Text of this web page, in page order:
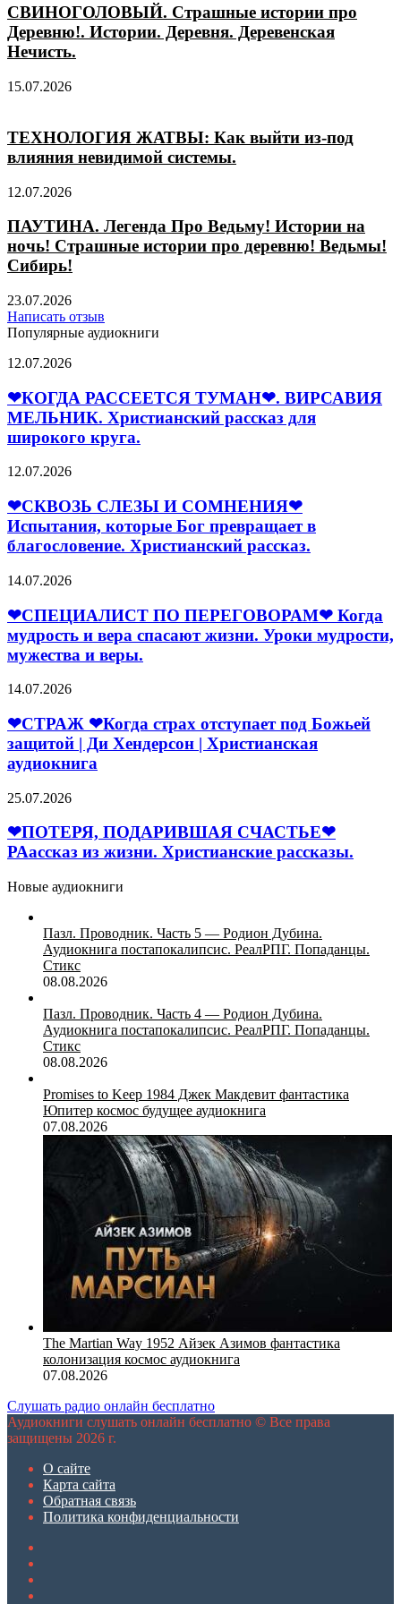
СВИНОГОЛОВЫЙ. Страшные истории про
Деревню!. Истории. Деревня. Деревенская
Нечисть.
15.07.2026
ТЕХНОЛОГИЯ ЖАТВЫ: Как выйти из-под
влияния невидимой системы.
12.07.2026
ПАУТИНА. Легенда Про Ведьму! Истории на
ночь! Страшные истории про деревню! Ведьмы!
Сибирь!
23.07.2026
Написать отзыв
Популярные аудиокниги
❤
РАССЕЕТСЯ
ТУМАН
❤.
ВИРСАВИЯ
Христианский
для
широкого
круга.
12.07.2026
❤КОГДА РАССЕЕТСЯ ТУМАН❤. ВИРСАВИЯ
МЕЛЬНИК. Христианский рассказ для
широкого круга.
❤
СЛЕЗЫ
И
СОМНЕНИЯ
❤
которые
превращает
в
благословение.
Христианский
рассказ.
12.07.2026
❤СКВОЗЬ СЛЕЗЫ И СОМНЕНИЯ❤
Испытания, которые Бог превращает в
благословение. Христианский рассказ.
❤
ПО
ПЕРЕГОВОРАМ
❤
Когда
и
спасают
жизни.
Уроки
мудрости,
мужества
и
веры.
14.07.2026
❤СПЕЦИАЛИСТ ПО ПЕРЕГОВОРАМ❤ Когда
мудрость и вера спасают жизни. Уроки мудрости,
мужества и веры.
❤
❤
Когда
страх
отступает
Божьей
|
Ди
|
Христианская
аудиокнига
14.07.2026
❤СТРАЖ ❤Когда страх отступает под Божьей
защитой | Ди Хендерсон | Христианская
аудиокнига
❤
ПОДАРИВШАЯ
СЧАСТЬЕ
❤
РАассказ
из
Христианские
рассказы.
25.07.2026
❤ПОТЕРЯ, ПОДАРИВШАЯ СЧАСТЬЕ❤
РАассказ из жизни. Христианские рассказы.
Новые аудиокниги
Пазл. Проводник. Часть 5 — Родион Дубина.
Аудиокнига постапокалипсис. РеалРПГ. Попаданцы.
Стикс
08.08.2026
Пазл. Проводник. Часть 4 — Родион Дубина.
Аудиокнига постапокалипсис. РеалРПГ. Попаданцы.
Стикс
08.08.2026
Promises to Keep 1984 Джек Макдевит фантастика
Юпитер космос будущее аудиокнига
07.08.2026
The Martian Way 1952 Айзек Азимов фантастика
колонизация космос аудиокнига
07.08.2026
Слушать радио онлайн бесплатно
Аудиокниги слушать онлайн бесплатно © Все права
защищены 2026 г.
О сайте
Карта сайта
Обратная связь
Политика конфиденциальности